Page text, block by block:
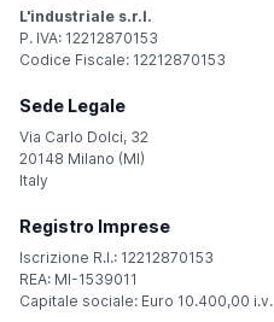
L'industriale s.r.l.
P. IVA: 12212870153
Codice Fiscale: 12212870153
Sede Legale
Via Carlo Dolci, 32
20148 Milano (MI)
Italy
Registro Imprese
Iscrizione R.I.: 12212870153
REA: MI-1539011
Capitale sociale: Euro 10.400,00 i.v.